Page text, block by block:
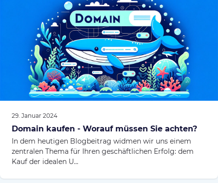
29. Januar 2024
Domain kaufen - Worauf müssen Sie achten?
In dem heutigen Blogbeitrag widmen wir uns einem
zentralen Thema für Ihren geschäftlichen Erfolg: dem
Kauf der idealen U...